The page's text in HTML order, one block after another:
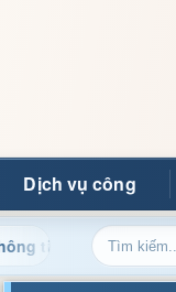
Dịch vụ công
tử xã Mường Ảng